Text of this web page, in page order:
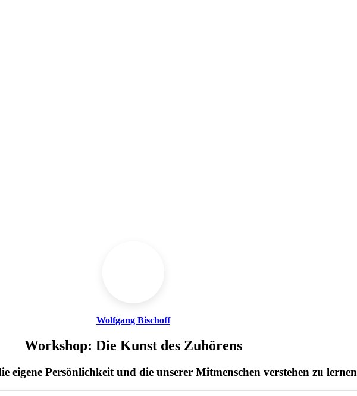
Wolfgang Bischoff
Workshop: Die Kunst des Zuhörens
eigene Persönlichkeit und die unserer Mitmenschen verstehen zu lernen